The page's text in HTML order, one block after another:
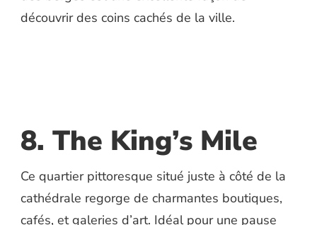
découvrir des coins cachés de la ville.
8. The King’s Mile
Ce quartier pittoresque situé juste à côté de la
cathédrale regorge de charmantes boutiques,
cafés, et galeries d’art. Idéal pour une pause